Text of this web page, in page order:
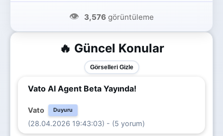
🔥 Güncel Konular
Görselleri Gizle
Vato AI Agent Beta Yayında!
Vato Duyuru
(28.04.2026 19:43:03) - (5 yorum)
👁️ 3,576 görüntüleme